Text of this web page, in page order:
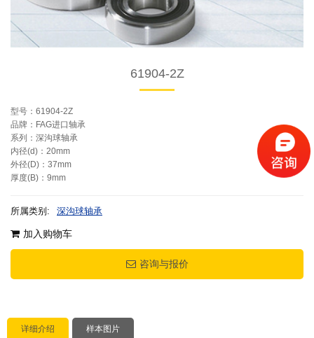
61904-2Z
型号：61904-2Z
品牌：FAG进口轴承
系列：深沟球轴承
内径(d)：20mm
外径(D)：37mm
厚度(B)：9mm
所属类别: 深沟球轴承
加入购物车
咨询与报价
详细介绍 样本图片